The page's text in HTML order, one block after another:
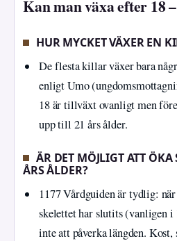
Kan man växa efter 18
HUR MYCKET VÄXER EN
De flesta killar växer bara
enligt Umo
18 är tillväxt ovanligt men
upp till 21 års ålder.
ÄR DET MÖJLIGT ATT
ÅRS ÅLDER?
1177 Vårdguiden är tydlig:
skelettet har slutits (vanligen i
inte att påverka längden.